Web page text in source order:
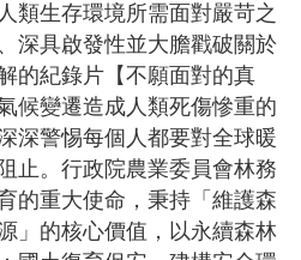
類生存環境所需面對嚴苛之
深具啟發性並大膽戳破關於
的紀錄片【不願面對的真
候變遷造成人類死傷慘重的
深警惕每個人都要對全球暖
止。行政院農業委員會林務
的重大使命，秉持「維護森
」的核心價值，以永續森林